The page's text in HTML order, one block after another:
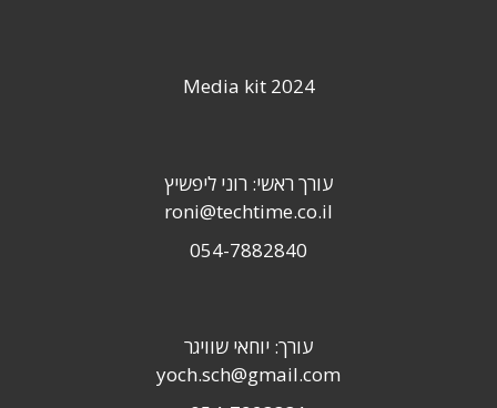
Media kit 2024
עורך ראשי: רוני ליפשיץ
roni@techtime.co.il
054-7882840
עורך: יוחאי שוויגר
yoch.sch@gmail.com